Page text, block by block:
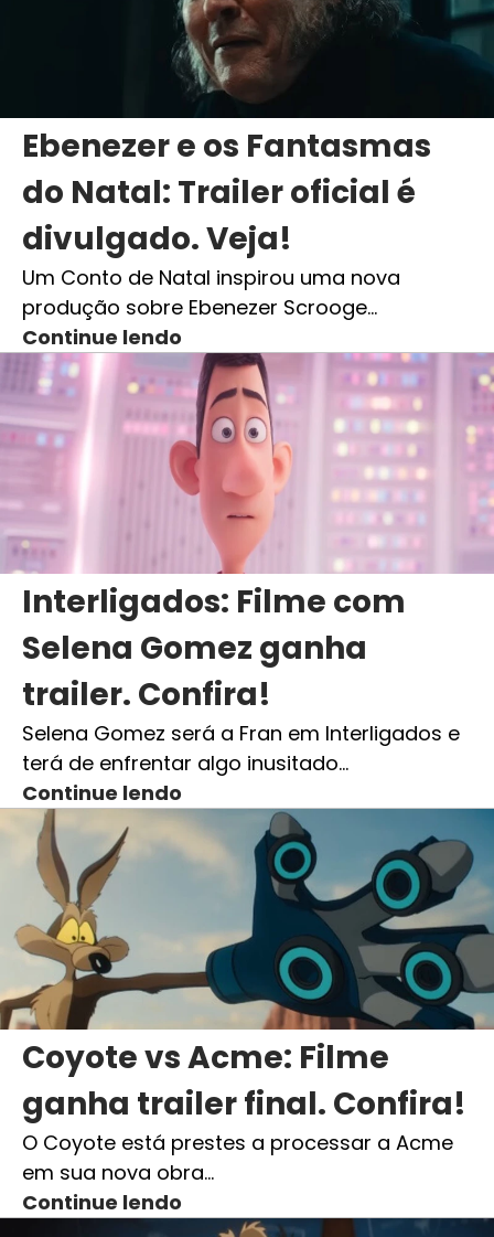
Ebenezer e os Fantasmas
do Natal: Trailer oficial é
divulgado. Veja!
Um Conto de Natal inspirou uma nova
produção sobre Ebenezer Scrooge…
Continue lendo
Interligados: Filme com
Selena Gomez ganha
trailer. Confira!
Selena Gomez será a Fran em Interligados e
terá de enfrentar algo inusitado…
Continue lendo
Coyote vs Acme: Filme
ganha trailer final. Confira!
O Coyote está prestes a processar a Acme
em sua nova obra…
Continue lendo